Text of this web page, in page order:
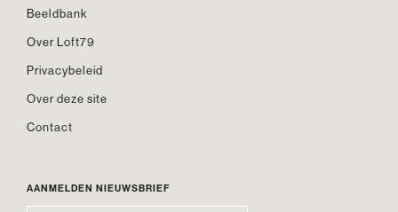
Beeldbank
Over Loft79
Privacybeleid
Over deze site
Contact
AANMELDEN NIEUWSBRIEF